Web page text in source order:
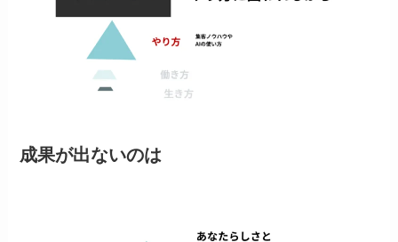
成果が出ないのは